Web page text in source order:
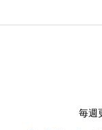
の場所を非常
り、良い条件で
れば、上手く
にご相談下さい
毎週